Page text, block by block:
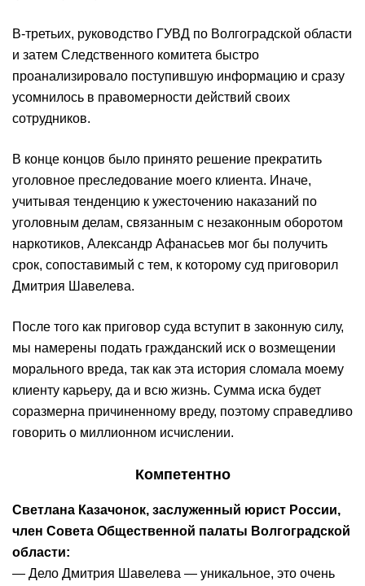
В-третьих, руководство ГУВД по Волгоградской области
и затем Следственного комитета быстро
проанализировало поступившую информацию и сразу
усомнилось в правомерности действий своих
сотрудников.
В конце концов было принято решение прекратить
уголовное преследование моего клиента. Иначе,
учитывая тенденцию к ужесточению наказаний по
уголовным делам, связанным с незаконным оборотом
наркотиков, Александр Афанасьев мог бы получить
срок, сопоставимый с тем, к которому суд приговорил
Дмитрия Шавелева.
После того как приговор суда вступит в законную силу,
мы намерены подать гражданский иск о возмещении
морального вреда, так как эта история сломала моему
клиенту карьеру, да и всю жизнь. Сумма иска будет
соразмерна причиненному вреду, поэтому справедливо
говорить о миллионном исчислении.
Компетентно
Светлана Казачонок, заслуженный юрист России,
член Совета Общественной палаты Волгоградской
области:
— Дело Дмитрия Шавелева — уникальное, это очень